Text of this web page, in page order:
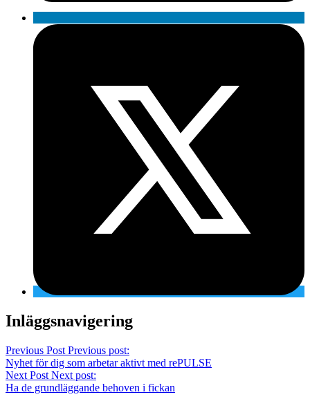
Inläggsnavigering
Previous Post Previous post:
Nyhet för dig som arbetar aktivt med rePULSE
Next Post Next post:
Ha de grundläggande behoven i fickan